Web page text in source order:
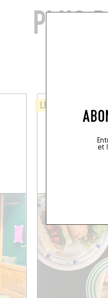
et
PLUS
LÈCHE-DOIGTS
Saint-Jean-de-Luz